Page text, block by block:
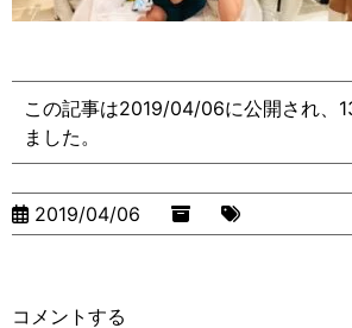
この記事は2019/04/06に公開され、
ました。
2019/04/06
コメントする